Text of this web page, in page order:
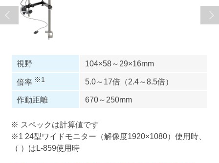
視野 104×58～29×16mm
倍率 ※1 5.0～17倍（2.4～8.5倍）
作動距離 670～250mm
※ スペックは計算値です
※1 24型ワイドモニター（解像度1920×1080）使用時、
（ ）はL-859使用時